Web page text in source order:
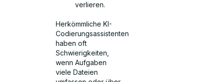
verlieren.
Herkömmliche KI-
Codierungsassistenten
haben oft
Schwierigkeiten,
wenn Aufgaben
viele Dateien